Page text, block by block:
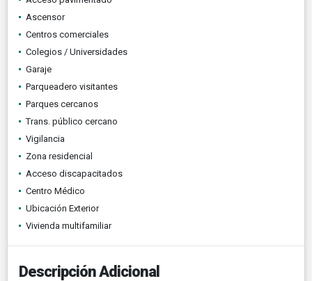
Ascensor
Centros comerciales
Colegios / Universidades
Garaje
Parqueadero visitantes
Parques cercanos
Trans. público cercano
Vigilancia
Zona residencial
Acceso discapacitados
Centro Médico
Ubicación Exterior
Vivienda multifamiliar
Descripción Adicional